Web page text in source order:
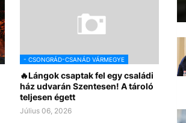
- CSONGRÁD-CSANÁD VÁRMEGYE
🔥Lángok csaptak fel egy családi
ház udvarán Szentesen! A tároló
teljesen égett
Július 06, 2026